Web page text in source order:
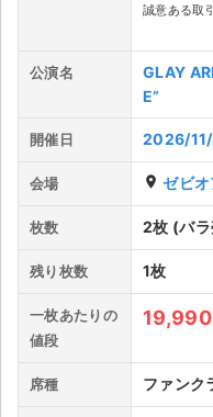
チケットジャム利用規約
プライバシーポリシー
誠意ある取
公演名
GLAY
E”
開催日 2026/
会場 place ゼビ
枚数 2枚 (バ
残り枚数 1枚
一枚あたりの
値段
19,990
席種 ファンク